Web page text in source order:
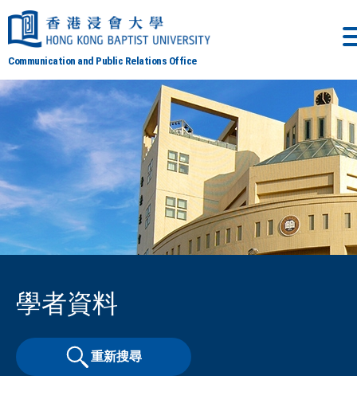
Communication and Public Relations Office
學者資料
重新搜尋